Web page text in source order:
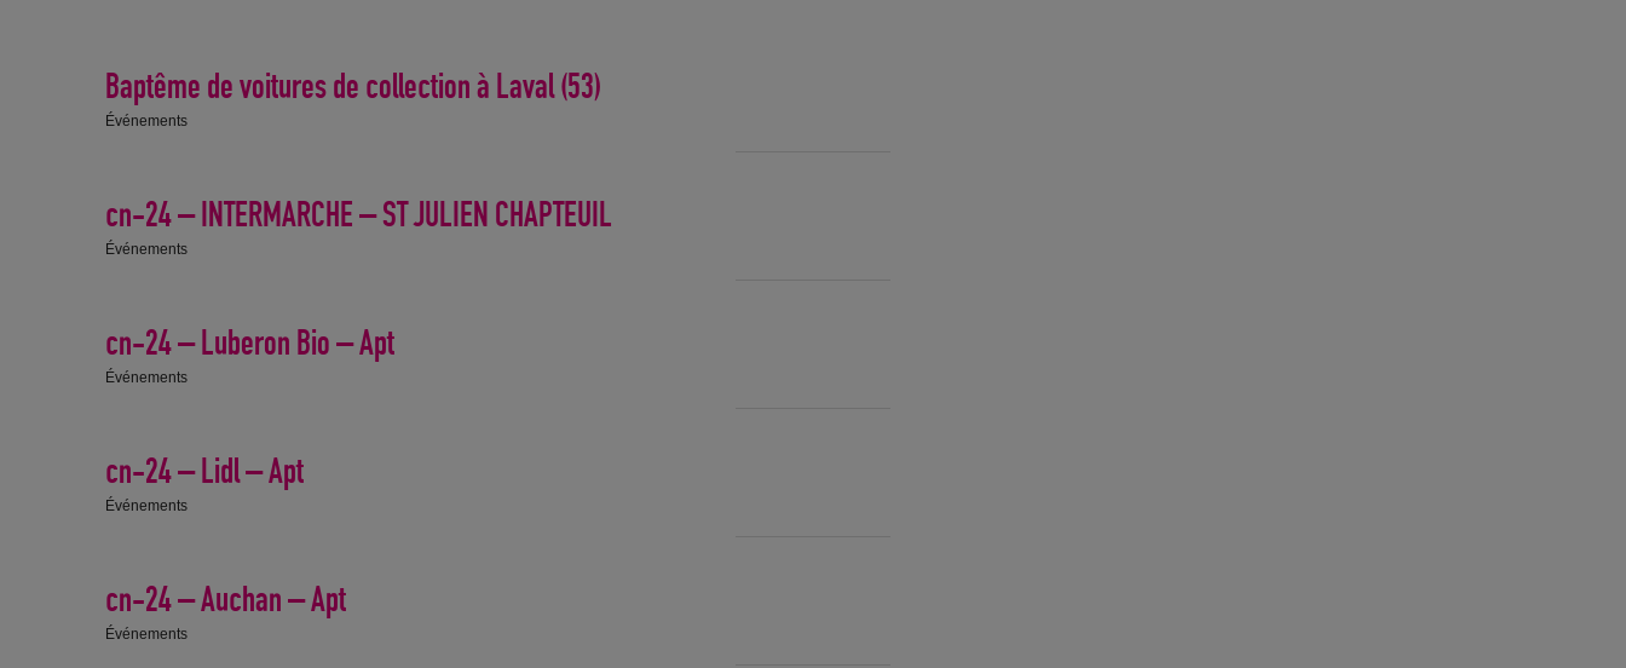
Baptême de voitures de collection à Laval (53)
Événements
cn-24 – INTERMARCHE – ST JULIEN CHAPTEUIL
Événements
cn-24 – Luberon Bio – Apt
Événements
cn-24 – Lidl – Apt
Événements
cn-24 – Auchan – Apt
Événements